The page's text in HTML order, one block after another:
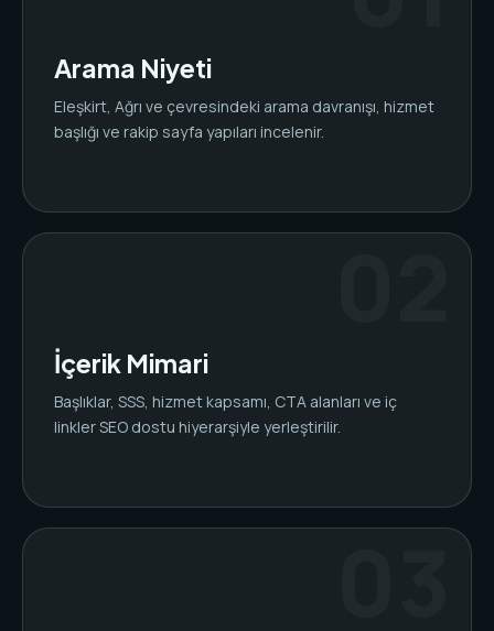
Arama Niyeti
Eleşkirt, Ağrı ve çevresindeki arama davranışı, hizmet
başlığı ve rakip sayfa yapıları incelenir.
İçerik Mimari
Başlıklar, SSS, hizmet kapsamı, CTA alanları ve iç
linkler SEO dostu hiyerarşiyle yerleştirilir.